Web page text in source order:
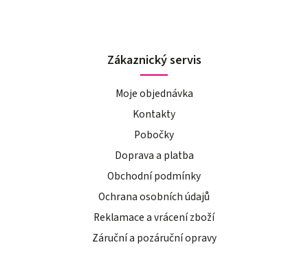
Zákaznický servis
Moje objednávka
Kontakty
Pobočky
Doprava a platba
Obchodní podmínky
Ochrana osobních údajů
Reklamace a vrácení zboží
Záruční a pozáruční opravy